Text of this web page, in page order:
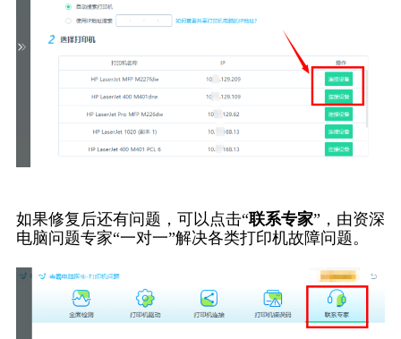
如果修复后还有问题，可以点击“联系专家”，由资深
电脑问题专家“一对一”解决各类打印机故障问题。